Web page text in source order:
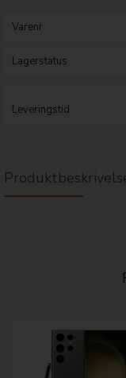
Varenr
Lagerstatus
Leveringstid